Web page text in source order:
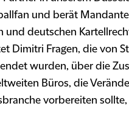
und berät
und deutschen
Dimitri Fragen, die von
wurden, über die
Büros, die
vorbereiten